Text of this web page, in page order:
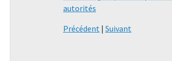
autorités
Précédent | Suivant